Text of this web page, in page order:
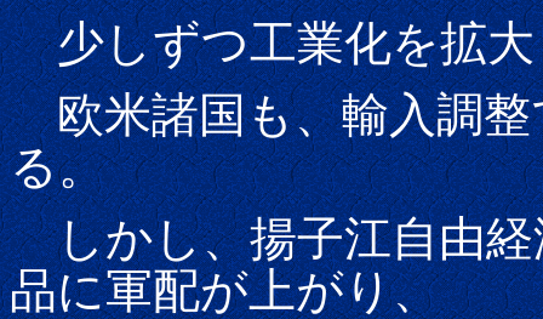
少しずつ工業化を拡大
欧米諸国も、輸入調整
る。
しかし、揚子江自由経
品に軍配が上がり、